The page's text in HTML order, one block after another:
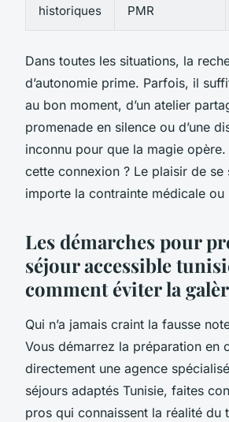
historiques
PMR
Dans toutes les situations, la
d’autonomie prime. Parfois, il
au bon moment, d’un atelier
promenade en silence ou d’une
inconnu pour que la magie opère.
cette connexion ? Le plaisir de se
importe la contrainte médicale ou
Les démarches pour
séjour accessible
comment éviter la
Qui n’a jamais craint la fausse
Vous démarrez la préparation en
directement une agence
séjours adaptés Tunisie, faites
pros qui connaissent la réalité du